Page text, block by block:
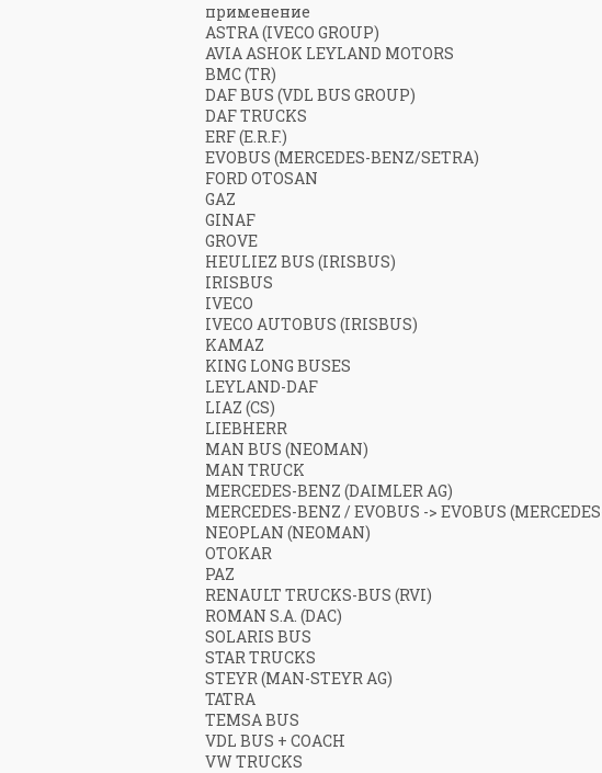
применение
ASTRA (IVECO GROUP)
AVIA ASHOK LEYLAND MOTORS
BMC (TR)
DAF BUS (VDL BUS GROUP)
DAF TRUCKS
ERF (E.R.F.)
EVOBUS (MERCEDES-BENZ/SETRA)
FORD OTOSAN
GAZ
GINAF
GROVE
HEULIEZ BUS (IRISBUS)
IRISBUS
IVECO
IVECO AUTOBUS (IRISBUS)
KAMAZ
KING LONG BUSES
LEYLAND-DAF
LIAZ (CS)
LIEBHERR
MAN BUS (NEOMAN)
MAN TRUCK
MERCEDES-BENZ (DAIMLER AG)
MERCEDES-BENZ / EVOBUS -> EVOBUS
NEOPLAN (NEOMAN)
OTOKAR
PAZ
RENAULT TRUCKS-BUS (RVI)
ROMAN S.A. (DAC)
SOLARIS BUS
STAR TRUCKS
STEYR (MAN-STEYR AG)
TATRA
TEMSA BUS
VDL BUS + COACH
VW TRUCKS